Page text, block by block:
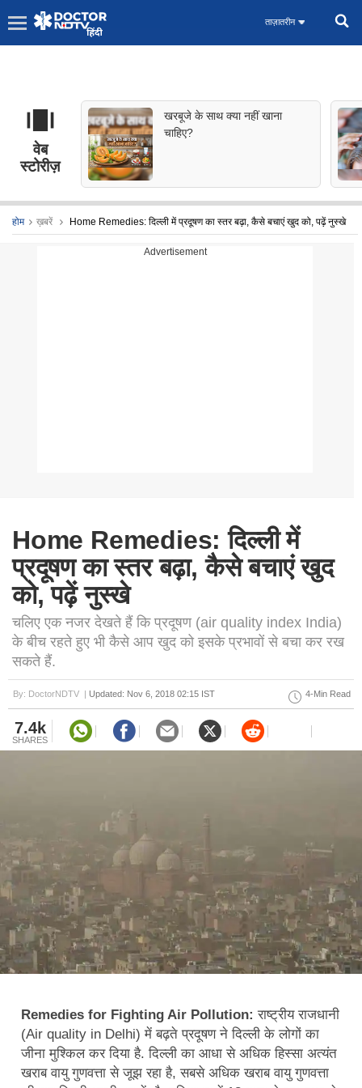
ताज़ातरीन
वेब
स्टोरीज़
खरबूजे के साथ क्या नहीं खाना
चाहिए?
होम ख़बरें Home Remedies: दिल्ली में प्रदूषण का स्तर बढ़ा, कैसे बचाएं खुद को, पढ़ें नुस्खे
Advertisement
Home Remedies: दिल्ली में
प्रदूषण का स्तर बढ़ा, कैसे बचाएं खुद
को, पढ़ें नुस्खे
चलिए एक नजर देखते हैं कि प्रदूषण (air quality index India)
के बीच रहते हुए भी कैसे आप खुद को इसके प्रभावों से बचा कर रख
सकते हैं.
By: DoctorNDTV | Updated: Nov 6, 2018 02:15 IST 4-Min Read
7.4k
SHARES
Remedies for Fighting Air Pollution:राष्ट्रीय राजधानी
(Air quality in Delhi) में बढ़ते प्रदूषण ने दिल्ली के लोगों का
जीना मुश्किल कर दिया है. दिल्ली का आधा से अधिक हिस्सा अत्यंत
खराब वायु गुणवत्ता से जूझ रहा है, सबसे अधिक खराब वायु गुणवत्ता